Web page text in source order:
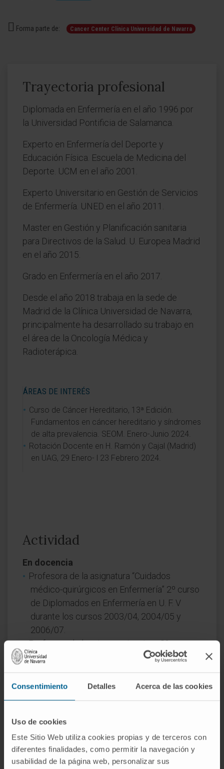
Consentimiento Detalles Acerca de las cookies
Uso de cookies
Este Sitio Web utiliza cookies propias y de terceros con
diferentes finalidades, como permitir la navegación y
usabilidad de la página web, personalizar sus
Forma parte de: Cancer Center Clínica Universidad de Navarra
Trayectoria profesional
Diplomada en Enfermería en el año 1996 por
la Universidad Pontificia de Salamanca.
Experto en Enfermería del Deporte y
Educación Física. Escuela de Medicina del
Deporte. UCM en el año 2001.
Experto Universitario en Gestión de Servicios
de Enfermería. UNED en el año 2011.
Master en Gestión y Planificación sanitaria
para Directivos de la Salud. U. Europea Madrid
en el año 2015.
Grado en Enfermería en el año 2017.
Desde el año 2018 trabaja en la sede de
Madrid de la Clínica Universidad de Navarra,
principalmente ha desarrollado su trabajo en
el área de la Oncología Médica y
Radioterápica.
ÁREAS DE INTERÉS
Curso de Cáncer Hereditario, 13ª Edición.
Fundamentos en cáncer hereditario y síndromes
de alta prevalencia. SEOM. Enero-Junio 2024.
Rotación Docente en H. Ramón y Cajal (Madrid)
en UAG, 29 Enero- l 23 Febrero 2024.
Actividad
En docencia
Profesora de la asignatura “Cuidados
médico-quirúrgicos en Enfermería” 2º curso
de Diplomados en Enfermería en U. F. V
durante los cursos 2003/04, 2004/05 y
2006/07.
Profesora de la misma asignatura 3º curso
de Diplomados en Enfermería en U.F.V
durante el curso 2005/06.
Profesora colaboradora en salas de
demostración a los alumnos de 1º de
2007/08 y 2008/09.
En investigación
Ha presentado 4 comunicaciones orales en